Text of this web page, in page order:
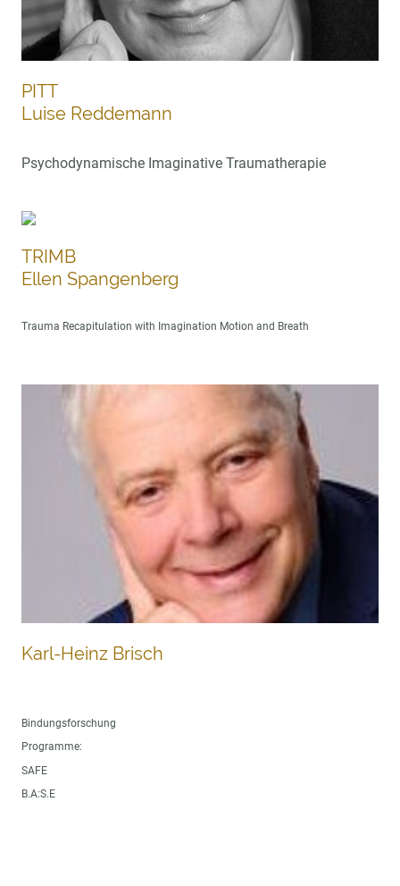
PITT
Luise Reddemann
Psychodynamische Imaginative Traumatherapie
TRIMB
Ellen Spangenberg
Trauma Recapitulation with Imagination Motion and Breath
Karl-Heinz Brisch
Bindungsforschung
Programme:
SAFE
B.A:S.E